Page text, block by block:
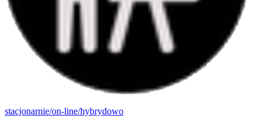
stacjonarnie/on-line/hybrydowo